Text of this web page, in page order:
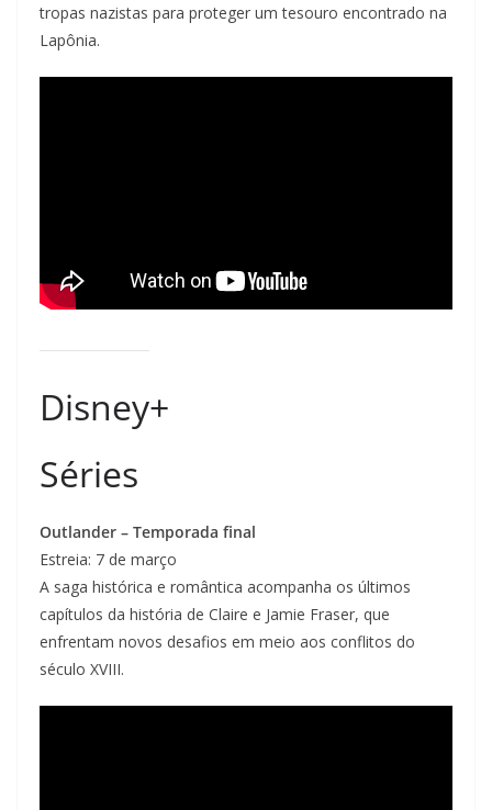
tropas nazistas para proteger um tesouro encontrado na
Lapônia.
Disney+
Séries
Outlander – Temporada final
Estreia: 7 de março
A saga histórica e romântica acompanha os últimos
capítulos da história de Claire e Jamie Fraser, que
enfrentam novos desafios em meio aos conflitos do
século XVIII.